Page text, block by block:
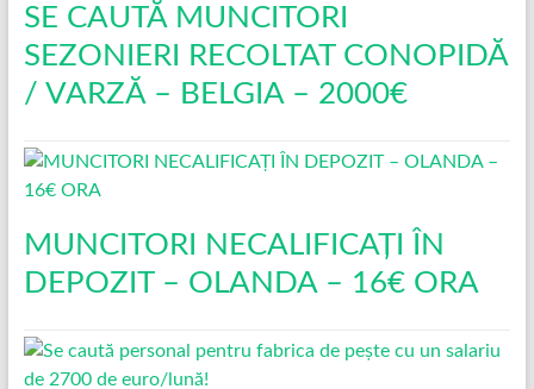
SE CAUTĂ MUNCITORI
SEZONIERI RECOLTAT CONOPIDĂ
/ VARZĂ – BELGIA – 2000€
MUNCITORI NECALIFICAȚI ÎN
DEPOZIT – OLANDA – 16€ ORA